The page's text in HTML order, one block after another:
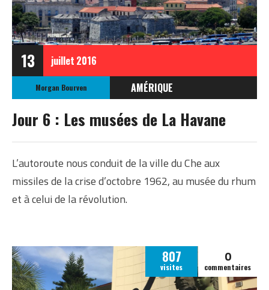
13 juillet 2016
Morgan Bourven
AMÉRIQUE
CUBA
Jour 6 : Les musées de La Havane
L’autoroute nous conduit de la ville du Che aux
missiles de la crise d’octobre 1962, au musée du rhum
et à celui de la révolution.
807
visites
0
commentaires